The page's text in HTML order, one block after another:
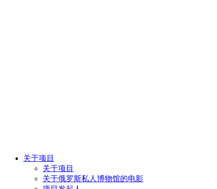
关于项目
关于项目
关于俄罗斯私人博物馆的电影